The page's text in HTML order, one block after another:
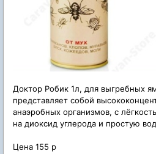
Доктор Робик 1л, для выгребных
представляет собой
анаэробных организмов, с
на диоксид углерода и простую
Цена 155 р